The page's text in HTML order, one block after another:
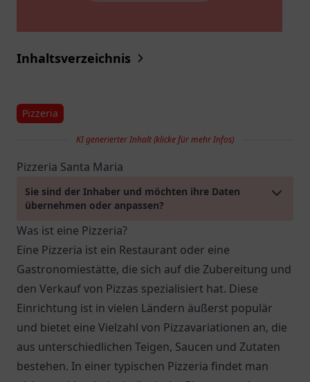
Inhaltsverzeichnis
Pizzeria
KI generierter Inhalt (klicke für mehr Infos)
Pizzeria Santa Maria
Sie sind der Inhaber und möchten ihre Daten
übernehmen oder anpassen?
Was ist eine Pizzeria?
Eine Pizzeria ist ein Restaurant oder eine
Gastronomiestätte, die sich auf die Zubereitung und
den Verkauf von Pizzas spezialisiert hat. Diese
Einrichtung ist in vielen Ländern äußerst populär
und bietet eine Vielzahl von Pizzavariationen an, die
aus unterschiedlichen Teigen, Saucen und Zutaten
bestehen. In einer typischen Pizzeria findet man